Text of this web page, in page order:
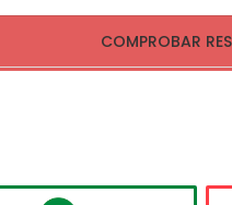
COMPROBAR